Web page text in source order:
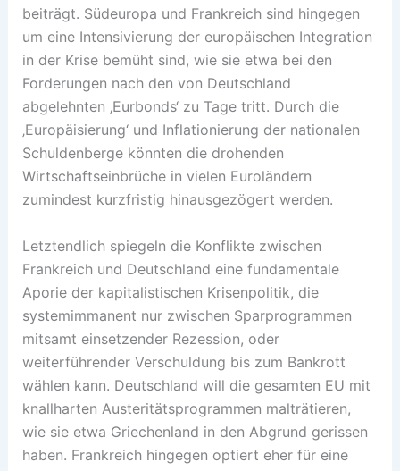
beiträgt. Südeuropa und Frankreich sind hingegen
um eine Intensivierung der europäischen Integration
in der Krise bemüht sind, wie sie etwa bei den
Forderungen nach den von Deutschland
abgelehnten ‚Eurbonds‘ zu Tage tritt. Durch die
‚Europäisierung‘ und Inflationierung der nationalen
Schuldenberge könnten die drohenden
Wirtschaftseinbrüche in vielen Euroländern
zumindest kurzfristig hinausgezögert werden.
Letztendlich spiegeln die Konflikte zwischen
Frankreich und Deutschland eine fundamentale
Aporie der kapitalistischen Krisenpolitik, die
systemimmanent nur zwischen Sparprogrammen
mitsamt einsetzender Rezession, oder
weiterführender Verschuldung bis zum Bankrott
wählen kann. Deutschland will die gesamten EU mit
knallharten Austeritätsprogrammen malträtieren,
wie sie etwa Griechenland in den Abgrund gerissen
haben. Frankreich hingegen optiert eher für eine